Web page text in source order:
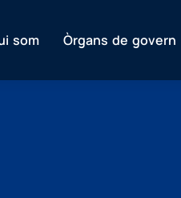
som Òrgans de govern